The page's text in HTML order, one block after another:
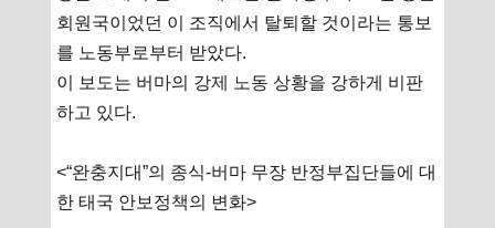
회원국이었던 이 조직에서 탈퇴할 것이라는 통보
를 노동부로부터 받았다.
이 보도는 버마의 강제 노동 상황을 강하게 비판
하고 있다.
<“완충지대”의 종식-버마 무장 반정부집단들에 대
한 태국 안보정책의 변화>